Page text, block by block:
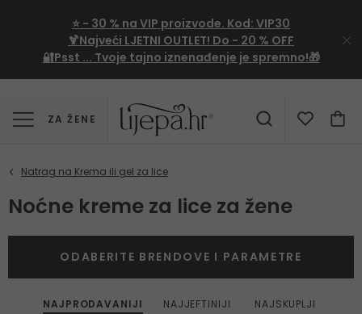
⭐ - 30 % na VIP proizvode. Kod: VIP30
🍹Najveći LJETNI OUTLET! Do - 20 % OFF
🔐Psst ... Tvoje tajno iznenađenje je spremno!🎁
ZA ŽENE
Noćne kreme za lice za žene
NAJPRODAVANIJI NAJJEFTINIJI
NAJSKUPLJI
ODABERITE BRENDOVE I PARAMETRE